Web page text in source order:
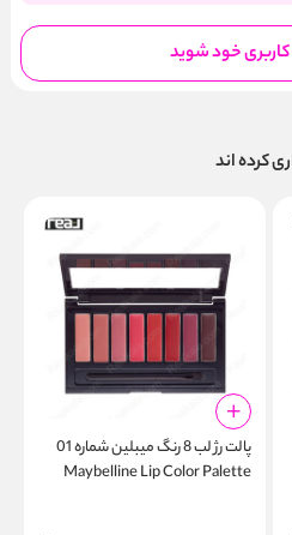
خود شوید
کرده اند
پالت رژ لب 8 رنگ میبلین شماره 01
Maybelline Lip Color Palette